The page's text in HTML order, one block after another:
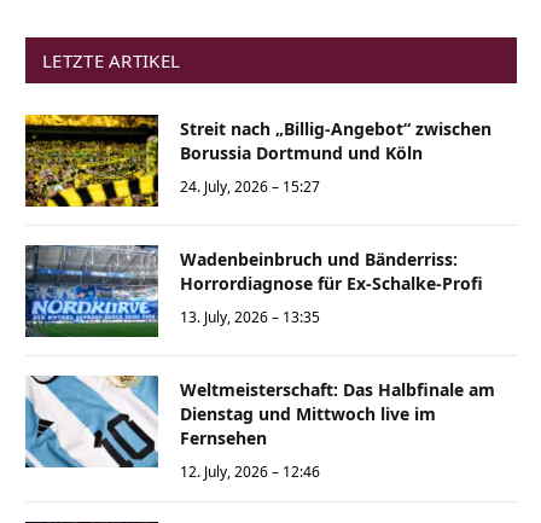
LETZTE ARTIKEL
Streit nach „Billig-Angebot“ zwischen
Borussia Dortmund und Köln
24. July, 2026 – 15:27
Wadenbeinbruch und Bänderriss:
Horrordiagnose für Ex-Schalke-Profi
13. July, 2026 – 13:35
Weltmeisterschaft: Das Halbfinale am
Dienstag und Mittwoch live im
Fernsehen
12. July, 2026 – 12:46